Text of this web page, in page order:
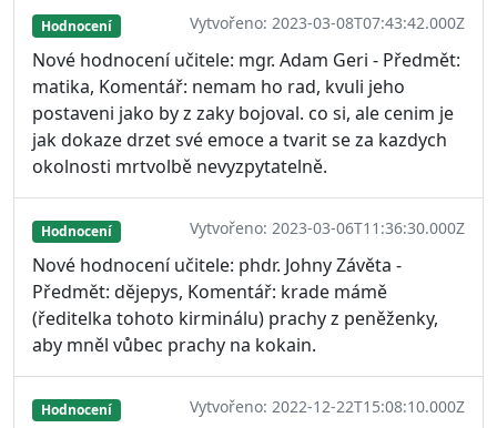
Hodnocení Vytvořeno: 2023-03-08T07:43:42.000Z
Nové hodnocení učitele: mgr. Adam Geri - Předmět:
matika, Komentář: nemam ho rad, kvuli jeho
postaveni jako by z zaky bojoval. co si, ale cenim je
jak dokaze drzet své emoce a tvarit se za kazdych
okolnosti mrtvolbě nevyzpytatelně.
Hodnocení Vytvořeno: 2023-03-06T11:36:30.000Z
Nové hodnocení učitele: phdr. Johny Závěta -
Předmět: dějepys, Komentář: krade mámě
(ředitelka tohoto kirminálu) prachy z peněženky,
aby mněl vůbec prachy na kokain.
Hodnocení Vytvořeno: 2022-12-22T15:08:10.000Z